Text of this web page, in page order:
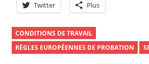
Twitter Plus
CONDITIONS DE TRAVAIL
RÈGLES EUROPÉENNES DE PROBATION